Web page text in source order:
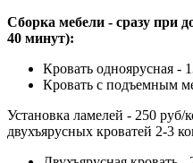
Сборка мебели - сразу при
40 минут):
Кровать одноярусная -
Кровать с подъемным
Установка ламелей - 250 руб/
двухъярусных кроватей 2-3